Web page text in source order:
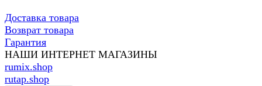
Доставка товара
Возврат товара
Гарантия
НАШИ ИНТЕРНЕТ МАГАЗИНЫ
rumix.shop
rutap.shop